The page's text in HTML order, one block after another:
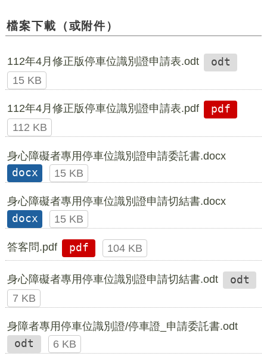
檔案下載（或附件）
112年4月修正版停車位識別證申請表.odt
odt
15 KB
112年4月修正版停車位識別證申請表.pdf
pdf
112 KB
身心障礙者專用停車位識別證申請委託書.docx
docx
15 KB
身心障礙者專用停車位識別證申請切結書.docx
docx
15 KB
答客問.pdf pdf 104 KB
身心障礙者專用停車位識別證申請切結書.odt
odt
7 KB
身障者專用停車位識別證/停車證_申請委託書.odt
odt
6 KB